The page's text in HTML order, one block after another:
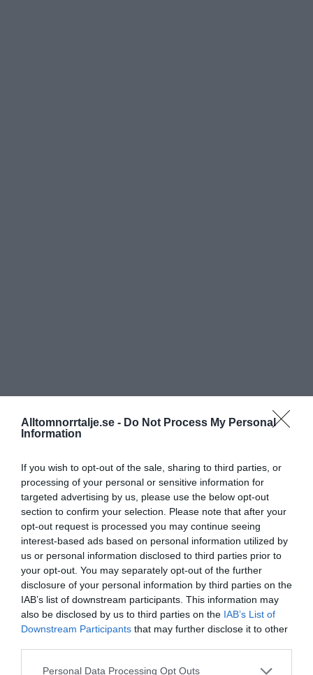
Alltomnorrtalje.se - Do Not Process My Personal
Information
If you wish to opt-out of the sale, sharing to third parties, or
processing of your personal or sensitive information for
targeted advertising by us, please use the below opt-out
section to confirm your selection. Please note that after your
opt-out request is processed you may continue seeing
interest-based ads based on personal information utilized by
us or personal information disclosed to third parties prior to
your opt-out. You may separately opt-out of the further
disclosure of your personal information by third parties on the
IAB’s list of downstream participants. This information may
also be disclosed by us to third parties on the IAB’s List of
Downstream Participants that may further disclose it to other
Personal Data Processing Opt Outs